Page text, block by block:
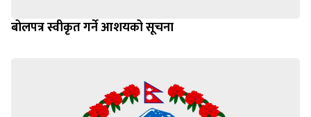
बोलपत्र स्वीकृत गर्ने आशयको सूचना